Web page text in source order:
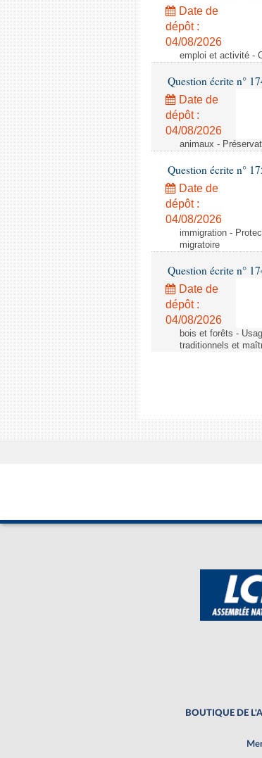
Date de
dépôt :
04/08/2026
emploi et activité -
Question écrite n°
Date de
dépôt :
04/08/2026
animaux -
Question écrite n°
Date de
dépôt :
04/08/2026
immigration -
migratoire
Question écrite n°
Date de
dépôt :
04/08/2026
bois et forêts -
traditionnels et
BOUTIQUE DE